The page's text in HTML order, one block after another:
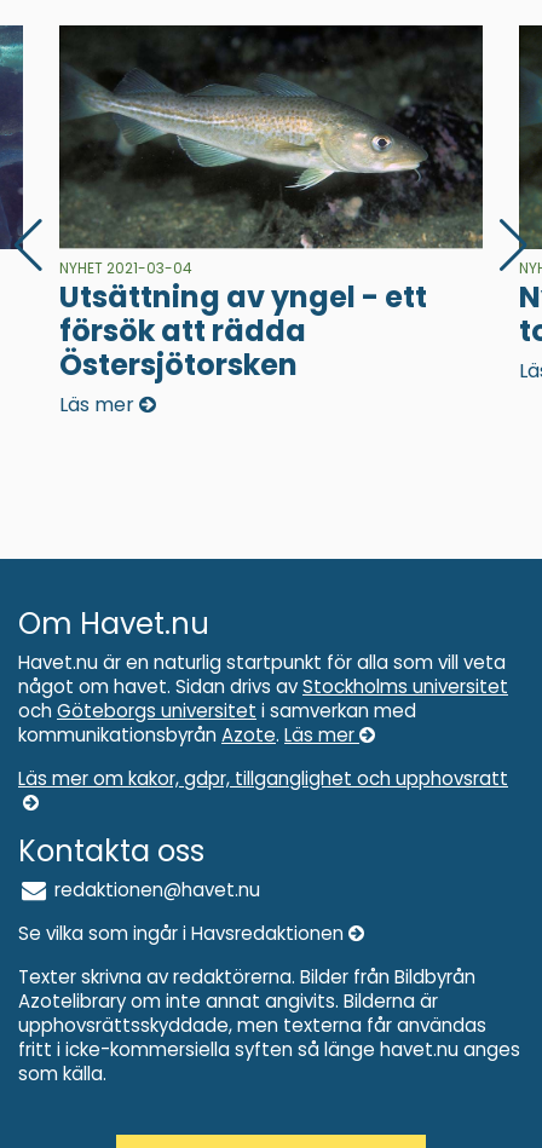
NYHET 2021-03-04
Utsättning av yngel - ett
försök att rädda
Östersjötorsken
Läs mer
Om Havet.nu
Havet.nu är en naturlig startpunkt för alla som vill veta
något om havet. Sidan drivs avStockholms universitet
och Göteborgs universitet i samverkan med
kommunikationsbyrån Azote. Läs mer
Läs mer om kakor, gdpr, tillganglighet och upphovsratt
Kontakta oss
redaktionen@havet.nu
Se vilka som ingår i Havsredaktionen
Texter skrivna av redaktörerna. Bilder från Bildbyrån
Azotelibrary om inte annat angivits. Bilderna är
upphovsrättsskyddade, men texterna får användas
fritt i icke-kommersiella syften så länge havet.nu anges
som källa.